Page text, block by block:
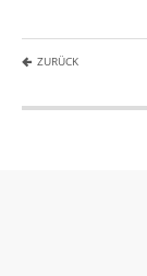
ZURÜCK